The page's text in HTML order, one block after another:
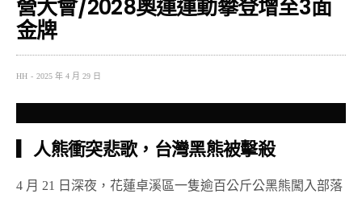
營大會/2028奧運運動攀登增至3面
金牌
HH 2025 年 4 月 29 日
▎人熊衝突悲歌，台灣黑熊被擊殺
4 月 21 日深夜，花蓮卓溪區一隻逾百公斤公黑熊闖入部落